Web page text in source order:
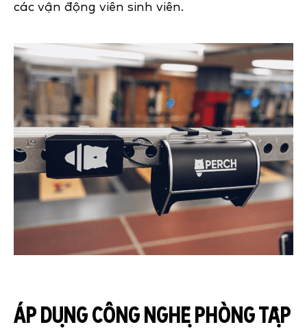
các vận động viên sinh viên.
ÁP DỤNG CÔNG NGHỆ PHÒNG TẬP